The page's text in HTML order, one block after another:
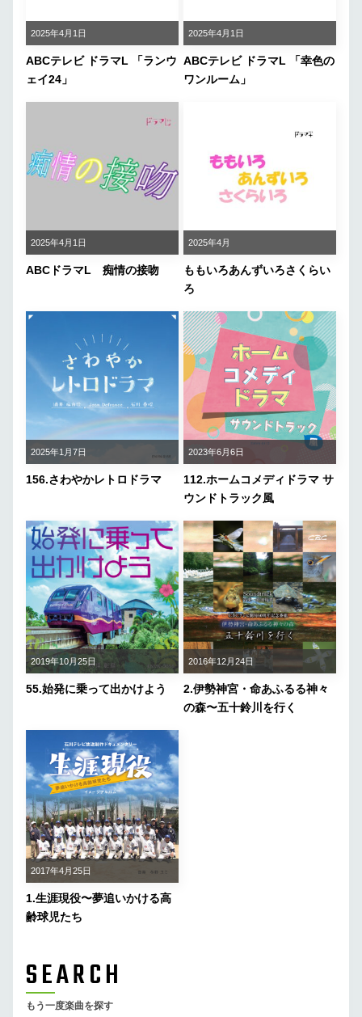
2025年4月1日
ABCテレビ ドラマL 「ランウ
ェイ24」
2025年4月1日
ABCテレビ ドラマL 「幸色の
ワンルーム」
2025年4月1日
ABCドラマL 痴情の接吻
2025年4月
ももいろあんずいろさくらい
ろ
2025年1月7日
156.さわやかレトロドラマ
2023年6月6日
112.ホームコメディドラマ サ
ウンドトラック風
2019年10月25日
55.始発に乗って出かけよう
2016年12月24日
2.伊勢神宮・命あふるる神々
の森〜五十鈴川を行く
2017年4月25日
1.生涯現役〜夢追いかける高
齢球児たち
SEARCH
もう一度楽曲を探す